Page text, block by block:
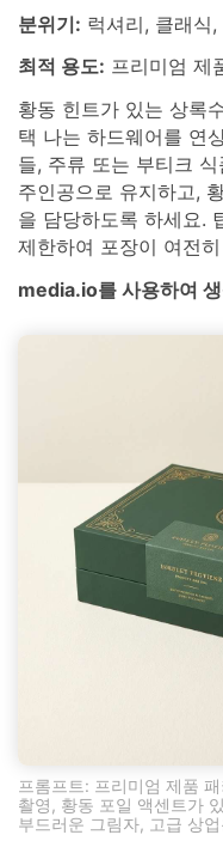
분위기: 럭셔리, 클래식
최적 용도: 프리미엄 제
황동 힌트가 있는 상록
택 나는 하드웨어를 연
들, 주류 또는 부티크
주인공으로 유지하고,
을 담당하도록 하세요.
제한하여 포장이 여전
media.io를 사용하여
프롬프트: 프리미엄 제품
촬영, 황동 포일 액센트가
부드러운 그림자, 고급 상